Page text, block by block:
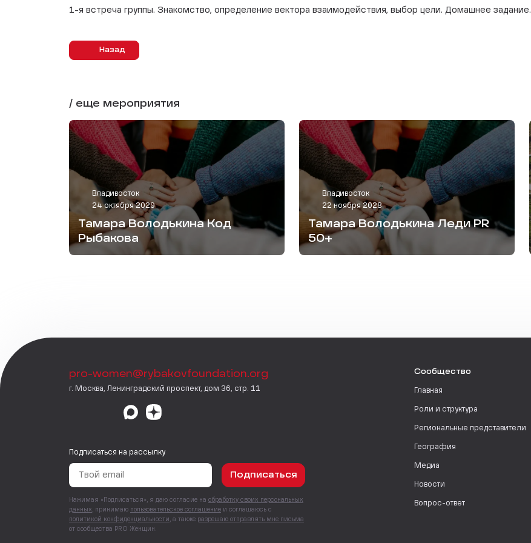
1-я встреча группы. Знакомство, определение вектора взаимодействия, выбор цели. Домашнее задание.
Назад
/ еще мероприятия
Владивосток
24 октября 2029
Тамара Володькина Код
Рыбакова
Владивосток
22 ноября 2028
Тамара Володькина Леди PR
50+
pro-women@rybakovfoundation.org
г. Москва, Ленинградский проспект, дом 36, стр. 11
Подписаться на рассылку
Подписаться
Нажимая «Подписаться», я даю согласие на обработку своих персональных
данных , принимаю пользовательское соглашение и соглашаюсь с
политикой конфиденциальности , а также разрешаю отправлять мне письма
от сообщества PRO Женщин.
Сообщество
Главная
Роли и структура
Региональные представители
География
Медиа
Новости
Вопрос-ответ